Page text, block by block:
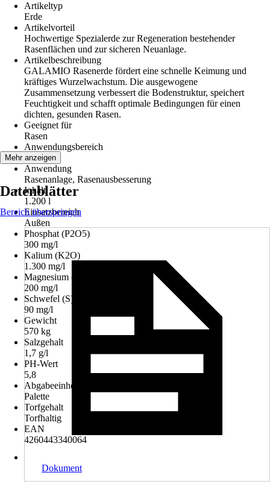
Artikeltyp
Erde
Artikelvorteil
Hochwertige Spezialerde zur Regeneration bestehender
Rasenflächen und zur sicheren Neuanlage.
Artikelbeschreibung
GALAMIO Rasenerde fördert eine schnelle Keimung und
kräftiges Wurzelwachstum. Die ausgewogene
Zusammensetzung verbessert die Bodenstruktur, speichert
Feuchtigkeit und schafft optimale Bedingungen für einen
dichten, gesunden Rasen.
Geeignet für
Rasen
Anwendungsbereich
Rasen
Anwendung
Rasenanlage, Rasenausbesserung
Inhalt
1.200 l
Einsatzbereich
Außen
Phosphat (P2O5)
300 mg/l
Kalium (K2O)
1.300 mg/l
Magnesium (Mg)
200 mg/l
Schwefel (S)
90 mg/l
Gewicht
570 kg
Salzgehalt
1,7 g/l
PH-Wert
5,8
Abgabeeinheit
Palette
Torfgehalt
Torfhaltig
EAN
4260443340064
Mehr anzeigen
Datenblätter
Bereich überspringen
Dokument